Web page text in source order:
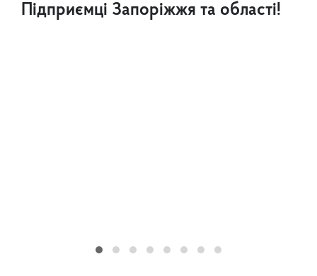
Підприємці Запоріжжя та області!